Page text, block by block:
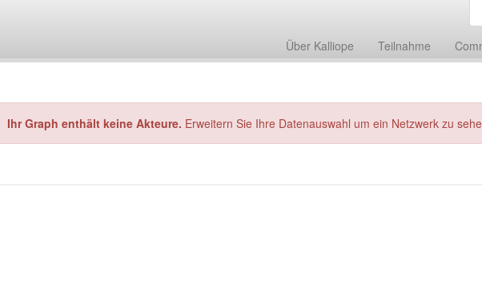
Über Kalliope Teilnahme
Ihr Graph enthält keine Akteure. Erweitern Sie Ihre Datenauswahl um ein Netzwerk zu